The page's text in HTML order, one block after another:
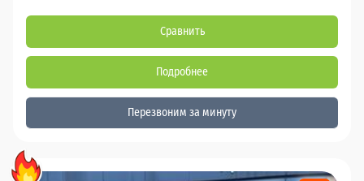
Сравнить
Подробнее
Перезвоним за минуту